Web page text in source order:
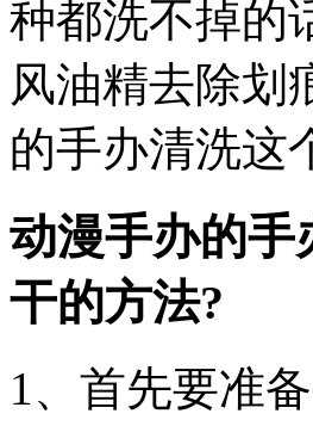
种都洗不掉的
风油精去除划
的手办清洗这
动漫手办的手
干的方法?
1、首先要准